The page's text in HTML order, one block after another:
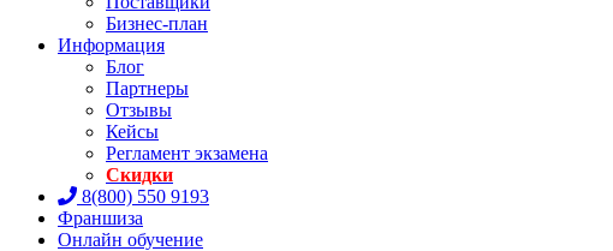
Бизнес-план
Информация
Блог
Партнеры
Отзывы
Кейсы
Регламент экзамена
Скидки
8(800) 550 9193
Франшиза
Онлайн обучение